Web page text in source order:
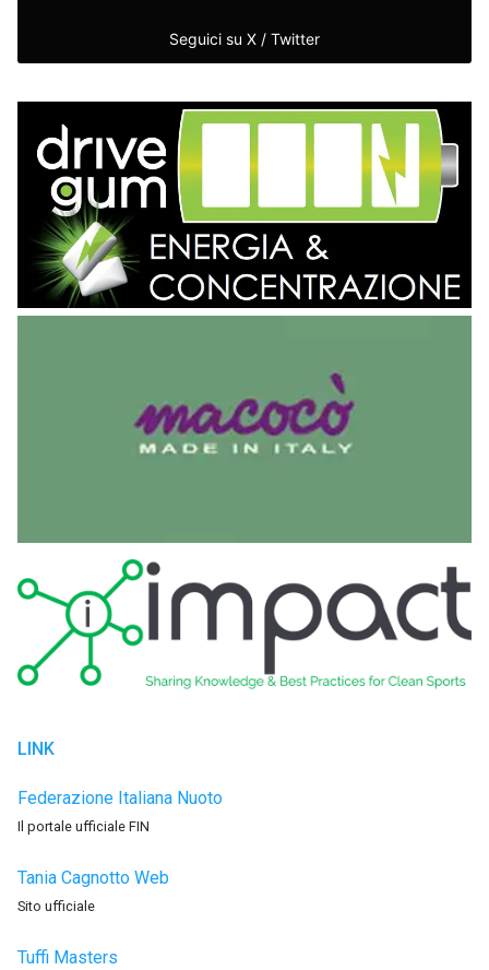
Seguici su X / Twitter
LINK
Federazione Italiana Nuoto
Il portale ufficiale FIN
Tania Cagnotto Web
Sito ufficiale
Tuffi Masters